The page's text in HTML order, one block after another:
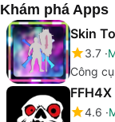
Khám phá Apps
Skin
3.7
Công
4.6